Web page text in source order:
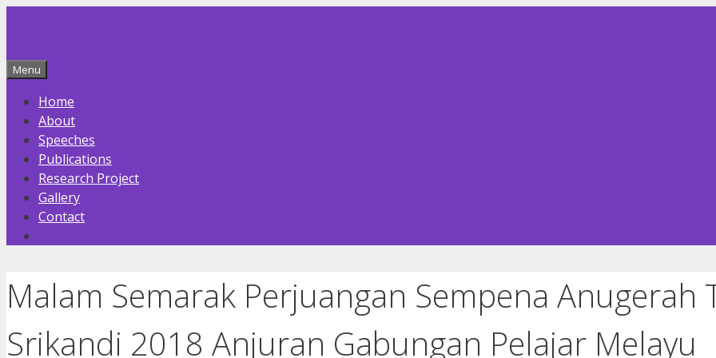
Menu
Home
About
Speeches
Publications
Research Project
Gallery
Contact
Malam Semarak Perjuangan Sempena Anugerah
Srikandi 2018 Anjuran Gabungan Pelajar Melayu